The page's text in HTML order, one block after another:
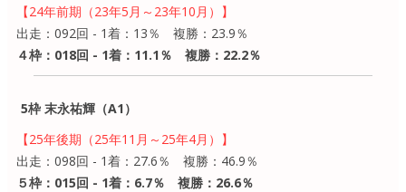
【24年前期（23年5月～23年10月）】
出走：092回 - 1着：13％ 複勝：23.9％
４枠：018回 - 1着：11.1％ 複勝：22.2％
5枠 末永祐輝（A1）
【25年後期（25年11月～25年4月）】
出走：098回 - 1着：27.6％ 複勝：46.9％
５枠：015回 - 1着：6.7％ 複勝：26.6％